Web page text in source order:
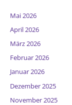
Mai 2026
April 2026
März 2026
Februar 2026
Januar 2026
Dezember 2025
November 2025